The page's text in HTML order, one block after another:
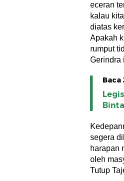
eceran
kalau
diatas
Apakah
rumput
Gerindra
Baca
segera
harapan
oleh
Tutup